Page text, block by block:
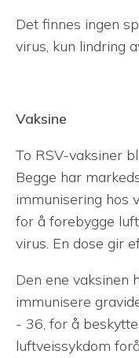
Det finnes ingen
virus, kun lindring
Vaksine
To RSV-vaksiner
Begge har
immunisering hos
for å forebygge
virus. En dose gir
Den ene vaksinen
immunisere
- 36, for å
luftveissykdom